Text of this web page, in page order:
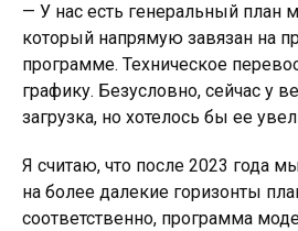
— У нас есть генеральный план
который напрямую завязан на
программе. Техническое
графику. Безусловно, сейчас у
загрузка, но хотелось бы ее
Я считаю, что после 2023 года
на более далекие горизонты
соответственно, программа